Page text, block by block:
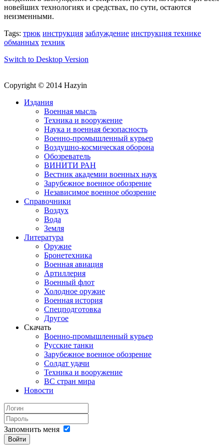
новейших технологиях и средствах, по сути, остаются
неизменными.
Tags: трюк инструкция заблуждение инструкция технике
обманных техник
Switch to Desktop Version
Copyright © 2014 Hazyin
Издания
Военная мысль
Техника и вооружение
Наука и военная безопасность
Военно-промышленный курьер
Воздушно-космическая оборона
Обозреватель
ВИНИТИ РАН
Вестник академии военных наук
Зарубежное военное обозрение
Независимое военное обозрение
Справочники
Воздух
Вода
Земля
Литература
Оружие
Бронетехника
Военная авиация
Артиллерия
Военный флот
Холодное оружие
Военная история
Спецподготовка
Другое
Скачать
Военно-промышленный курьер
Русские танки
Зарубежное военное обозрение
Солдат удачи
Техника и вооружение
ВС стран мира
Новости
Запомнить меня
Войти